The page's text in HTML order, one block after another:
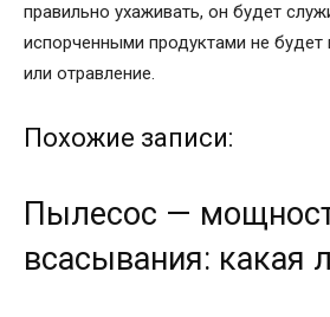
правильно ухаживать, он будет
испорченными продуктами не будет
или отравление.
Похожие записи:
Пылесос —
всасывания: какая